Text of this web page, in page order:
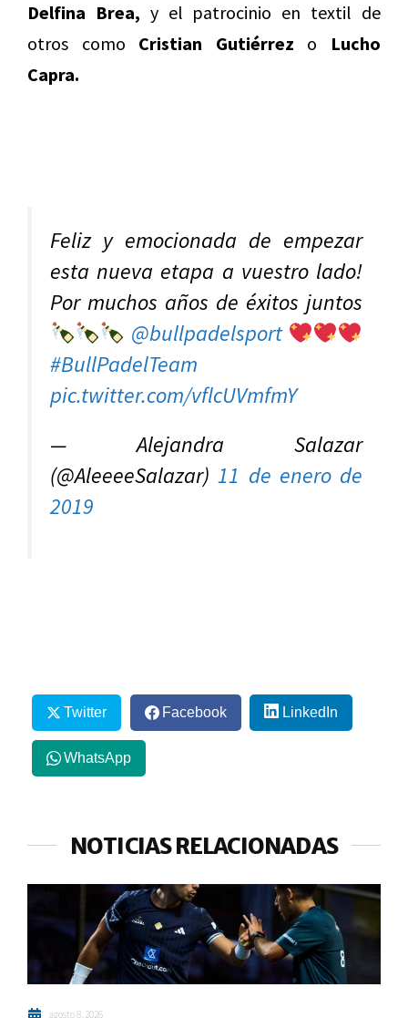
Delfina Brea, y el patrocinio en textil de
otros como Cristian Gutiérrez o Lucho
Capra.
Feliz y emocionada de empezar
esta nueva etapa a vuestro lado!
Por muchos años de éxitos juntos
@bullpadelsport
#BullPadelTeam
pic.twitter.com/vflcUVmfmY
— Alejandra Salazar
(@AleeeeSalazar)11 de enero de
2019
Twitter Facebook LinkedIn
WhatsApp
NOTICIAS RELACIONADAS
agosto 8, 2026